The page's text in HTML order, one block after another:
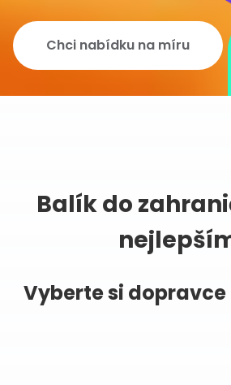
Chci nabídku na míru
Balík do
Vyberte si dopravce